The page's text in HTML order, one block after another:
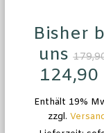
Bisher
uns
124,90
Enthält 19%
zzgl.